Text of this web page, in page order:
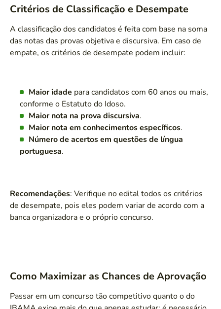
Critérios de Classificação e Desempate
A classificação dos candidatos é feita com base na soma
das notas das provas objetiva e discursiva. Em caso de
empate, os critérios de desempate podem incluir:
Maior idade para candidatos com 60 anos ou mais,
conforme o Estatuto do Idoso.
Maior nota na prova discursiva.
Maior nota em conhecimentos específicos.
Número de acertos em questões de língua
portuguesa.
Recomendações: Verifique no edital todos os critérios
de desempate, pois eles podem variar de acordo com a
banca organizadora e o próprio concurso.
Como Maximizar as Chances de Aprovação
Passar em um concurso tão competitivo quanto o do